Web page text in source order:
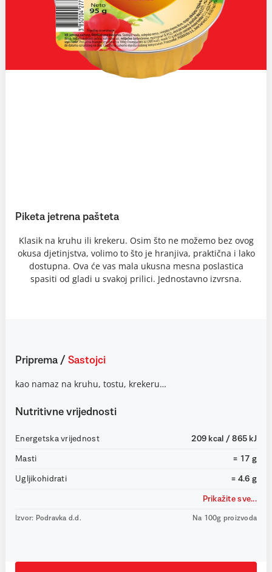
Piketa jetrena pašteta
Klasik na kruhu ili krekeru. Osim što ne možemo bez ovog
okusa djetinjstva, volimo to što je hranjiva, praktična i lako
dostupna. Ova će vas mala ukusna mesna poslastica
spasiti od gladi u svakoj prilici. Jednostavno izvrsna.
Priprema / Sastojci
kao namaz na kruhu, tostu, krekeru…
Nutritivne vrijednosti
Energetska vrijednost 209 kcal / 865 kJ
Masti = 17 g
Ugljikohidrati = 4.6 g
Prikažite sve...
Izvor: Podravka d.d. Na 100g proizvoda